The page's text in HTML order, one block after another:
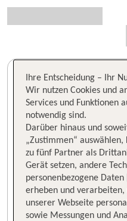
Ihre Entscheidung – Ihr
Wir nutzen Cookies und
Services und Funktionen
notwendig sind.
Darüber hinaus und
„Zustimmen“
zu fünf Partner als
Gerät setzen, andere
personenbezogene
erheben und
unserer Webseite
sowie Messungen und